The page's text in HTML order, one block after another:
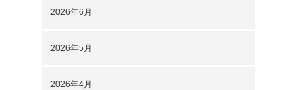
2026年6月
2026年5月
2026年4月